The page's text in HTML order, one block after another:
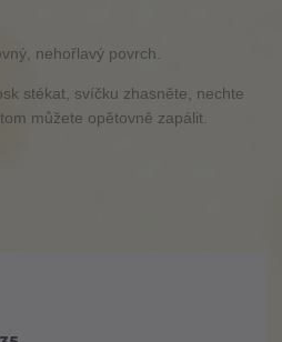
nehořlavý povrch.
stékat, svíčku zhasněte, nechte
můžete opětovně zapálit.